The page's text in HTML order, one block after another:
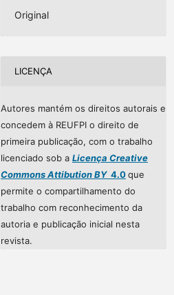
Original
LICENÇA
Autores mantém os direitos autorais e
concedem à REUFPI o direito de
primeira publicação, com o trabalho
licenciado sob a Licença Creative
Commons Attibution BY4.0que
permite o compartilhamento do
trabalho com reconhecimento da
autoria e publicação inicial nesta
revista.